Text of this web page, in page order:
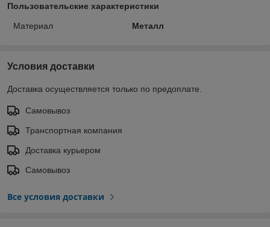
Пользовательские характеристики
Материал Металл
Условия доставки
Доставка осуществляется только по предоплате.
Самовывоз
Транспортная компания
Доставка курьером
Самовывоз
Все условия доставки